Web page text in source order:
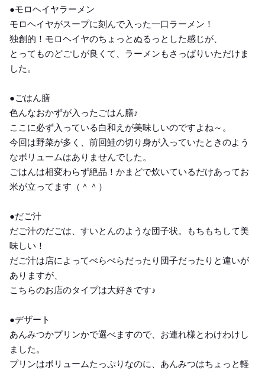
●モロヘイヤラーメン
モロヘイヤがスープに刻んで入った一口ラーメン！
独創的！モロヘイヤのちょっとぬるっとした感じが、
とってものどごしが良くて、ラーメンもさっぱりいただけま
した。
●ごはん膳
色んなおかずが入ったごはん膳♪
ここに必ず入っている白和えが美味しいのですよね～。
今回は野菜が多く、前回鮭の切り身が入っていたときのよう
なボリュームはありませんでした。
ごはんは相変わらず絶品！かまどで炊いているだけあってお
米が立ってます（＾＾）
●だご汁
だご汁のだごは、すいとんのような団子状。もちもちして美
味しい！
だご汁は店によってぺらぺらだったり団子だったりと違いが
ありますが、
こちらのお店のタイプは大好きです♪
●デザート
あんみつかプリンかで選べますので、お連れ様とわけわけし
ました。
プリンはボリュームたっぷりなのに、あんみつはちょっと軽